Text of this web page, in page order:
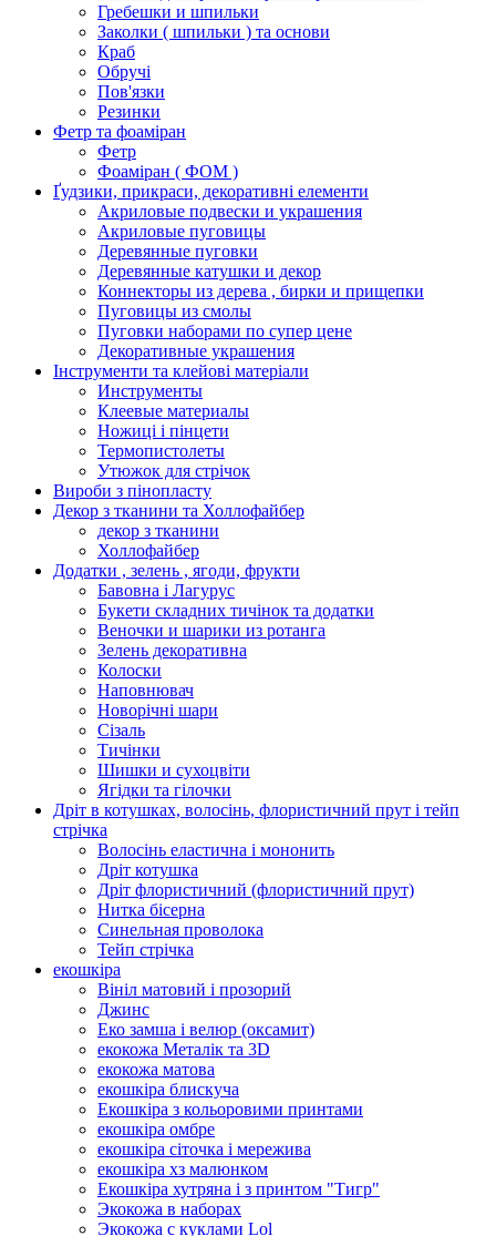
Гребешки и шпильки
Заколки ( шпильки ) та основи
Краб
Обручі
Пов'язки
Резинки
Фетр та фоаміран
Фетр
Фоаміран ( ФОМ )
Ґудзики, прикраси, декоративні елементи
Акриловые подвески и украшения
Акриловые пуговицы
Деревянные пуговки
Деревянные катушки и декор
Коннекторы из дерева , бирки и прищепки
Пуговицы из смолы
Пуговки наборами по супер цене
Декоративные украшения
Інструменти та клейові матеріали
Инструменты
Клеевые материалы
Ножиці і пінцети
Термопистолеты
Утюжок для стрічок
Вироби з пінопласту
Декор з тканини та Холлофайбер
декор з тканини
Холлофайбер
Додатки , зелень , ягоди, фрукти
Бавовна і Лагурус
Букети складних тичінок та додатки
Веночки и шарики из ротанга
Зелень декоративна
Колоски
Наповнювач
Новорічні шари
Сізаль
Тичінки
Шишки и сухоцвіти
Ягідки та гілочки
Дріт в котушках, волосінь, флористичний прут і тейп
стрічка
Волосінь еластична і мононить
Дріт котушка
Дріт флористичний (флористичний прут)
Нитка бісерна
Синельная проволока
Тейп стрічка
екошкіра
Вініл матовий і прозорий
Джинс
Еко замша і велюр (оксамит)
екокожа Металік та 3D
екокожа матова
екошкіра блискуча
Екошкіра з кольоровими принтами
екошкіра омбре
екошкіра сіточка і мережива
екошкіра хз малюнком
Екошкіра хутряна і з принтом "Тигр"
Экокожа в наборах
Экокожа с куклами Lol